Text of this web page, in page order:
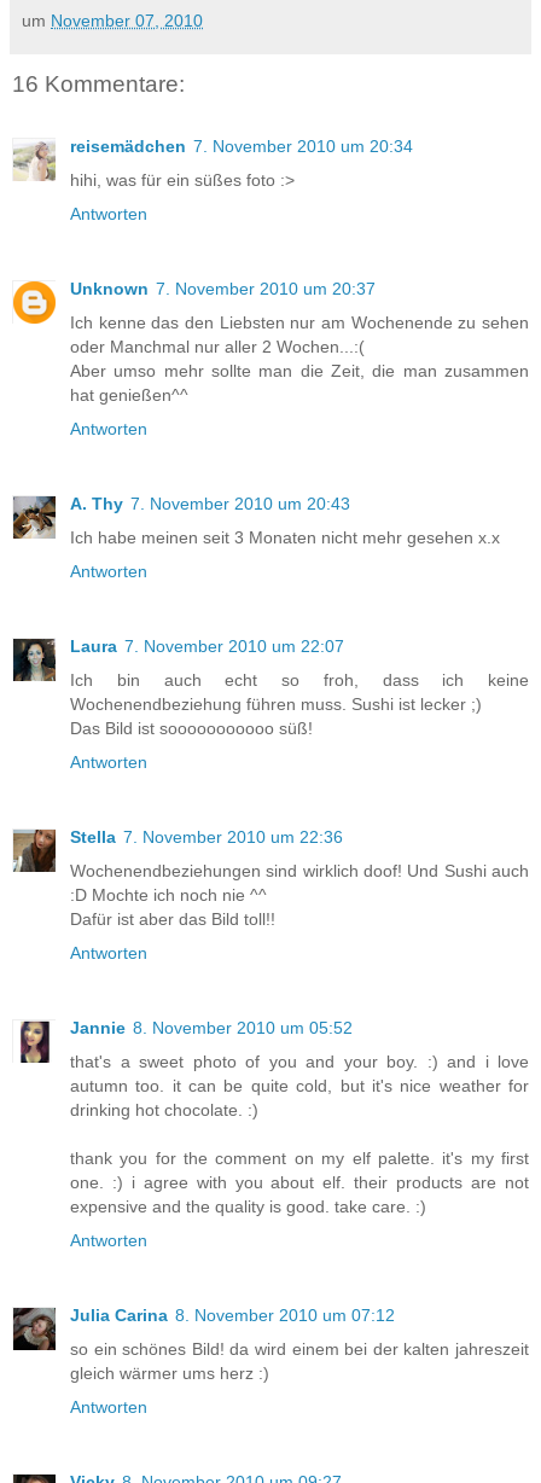
um November 07, 2010
16 Kommentare:
reisemädchen 7. November 2010 um 20:34
hihi, was für ein süßes foto :>
Antworten
Unknown 7. November 2010 um 20:37
Ich kenne das den Liebsten nur am Wochenende zu sehen
oder Manchmal nur aller 2 Wochen...:(
Aber umso mehr sollte man die Zeit, die man zusammen
hat genießen^^
Antworten
A. Thy 7. November 2010 um 20:43
Ich habe meinen seit 3 Monaten nicht mehr gesehen x.x
Antworten
Laura 7. November 2010 um 22:07
Ich bin auch echt so froh, dass ich keine
Wochenendbeziehung führen muss. Sushi ist lecker ;)
Das Bild ist sooooooooooo süß!
Antworten
Stella 7. November 2010 um 22:36
Wochenendbeziehungen sind wirklich doof! Und Sushi auch
:D Mochte ich noch nie ^^
Dafür ist aber das Bild toll!!
Antworten
Jannie 8. November 2010 um 05:52
that's a sweet photo of you and your boy. :) and i love
autumn too. it can be quite cold, but it's nice weather for
drinking hot chocolate. :)
thank you for the comment on my elf palette. it's my first
one. :) i agree with you about elf. their products are not
expensive and the quality is good. take care. :)
Antworten
Julia Carina 8. November 2010 um 07:12
so ein schönes Bild! da wird einem bei der kalten jahreszeit
gleich wärmer ums herz :)
Antworten